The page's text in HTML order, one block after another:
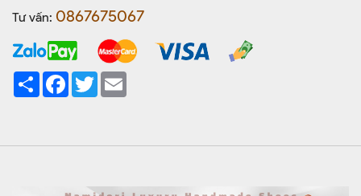
Tư vấn: 0867675067
Share Facebook
Twitter